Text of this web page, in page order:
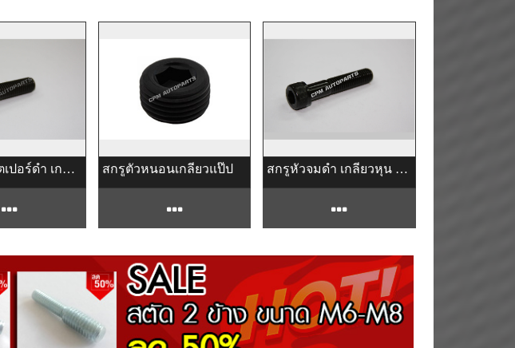
สกรูหัวจมเตเปอร์ดำ เกลียวมิล - หุน เกรด 10.9-12.9 สกรูตัวหนอนเกลียวแป๊ป สกรูหัวจมดำ เกลียวหุน BSW (เกรด 12.9)